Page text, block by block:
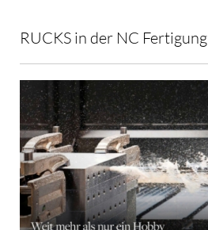
RUCKS in der NC Fertigung